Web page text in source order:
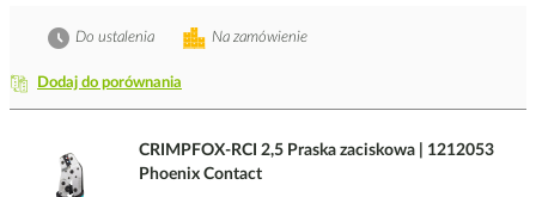
Dodaj do porównania
Na zamówienie
Do ustalenia
CRIMPFOX-RCI 2,5 Praska zaciskowa | 1212053
Phoenix Contact